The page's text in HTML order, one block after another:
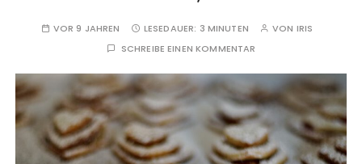
VOR 9 JAHREN LESEDAUER: 3 MINUTEN VON IRIS
SCHREIBE EINEN KOMMENTAR